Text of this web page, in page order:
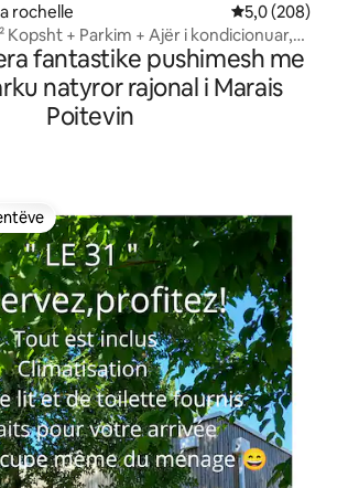
rochelle Vlerësimi
5,0 (208)
Kopsht + Parkim + Ajër i kondicionuar,
fantastike pushimesh me
natyror rajonal i Marais
Poitevin
të klientëve